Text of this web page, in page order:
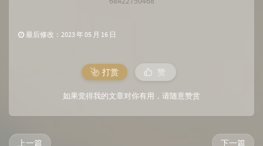
最后修改：2023 年 05 月 16 日
打赏 赞
如果觉得我的文章对你有用，请随意赞赏
下一篇
上一篇